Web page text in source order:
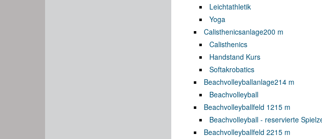
Leichtathletik
Yoga
Calisthenicsanlage200 m
Calisthenics
Handstand Kurs
Softakrobatics
Beachvolleyballanlage214 m
Beachvolleyball
Beachvolleyballfeld 1215 m
Beachvolleyball - reservierte
Beachvolleyballfeld 2215 m